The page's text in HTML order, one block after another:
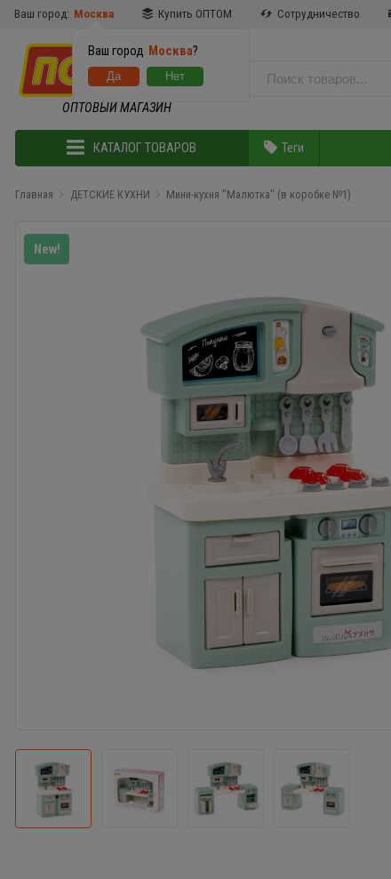
Ваш город: Москва
Ваш город Москва?
Купить ОПТОМ Сотрудничество
ОПТОВЫЙ МАГАЗИН
КАТАЛОГ ТОВАРОВ Теги
Главная ДЕТСКИЕ КУХНИ Мини-кухня "Малютка" (в коробке №1)
New!